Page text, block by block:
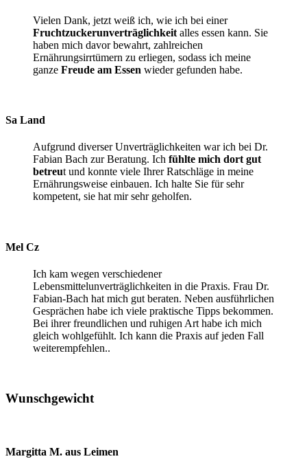
Vielen Dank, jetzt weiß ich, wie ich bei einer
Fruchtzuckerunverträglichkeit alles essen kann. Sie
haben mich davor bewahrt, zahlreichen
Ernährungsirrtümern zu erliegen, sodass ich meine
ganze Freude am Essen wieder gefunden habe.
Sa Land
Aufgrund diverser Unverträglichkeiten war ich bei Dr.
Fabian Bach zur Beratung. Ich fühlte mich dort gut
betreut und konnte viele Ihrer Ratschläge in meine
Ernährungsweise einbauen. Ich halte Sie für sehr
kompetent, sie hat mir sehr geholfen.
Mel Cz
Ich kam wegen verschiedener
Lebensmittelunverträglichkeiten in die Praxis. Frau Dr.
Fabian-Bach hat mich gut beraten. Neben ausführlichen
Gesprächen habe ich viele praktische Tipps bekommen.
Bei ihrer freundlichen und ruhigen Art habe ich mich
gleich wohlgefühlt. Ich kann die Praxis auf jeden Fall
weiterempfehlen..
Wunschgewicht
Margitta M. aus Leimen